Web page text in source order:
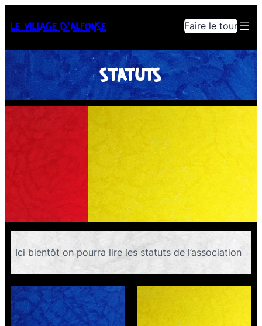
LE VILLAGE D’ALFONSE Faire le tour
STATUTS
Ici bientôt on pourra lire les statuts de l’association